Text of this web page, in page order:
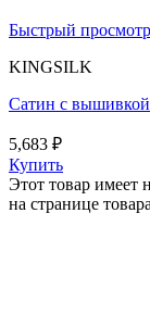
Быстрый просмотр
KINGSILK
Сатин с
5,683 ₽
Купить
Этот товар имеет
на странице